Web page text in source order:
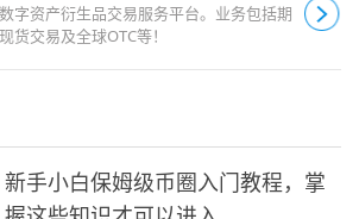
字资产衍生品交易服务平台。业务包括期
货交易及全球OTC等！
新手小白保姆级币圈入门教程，掌